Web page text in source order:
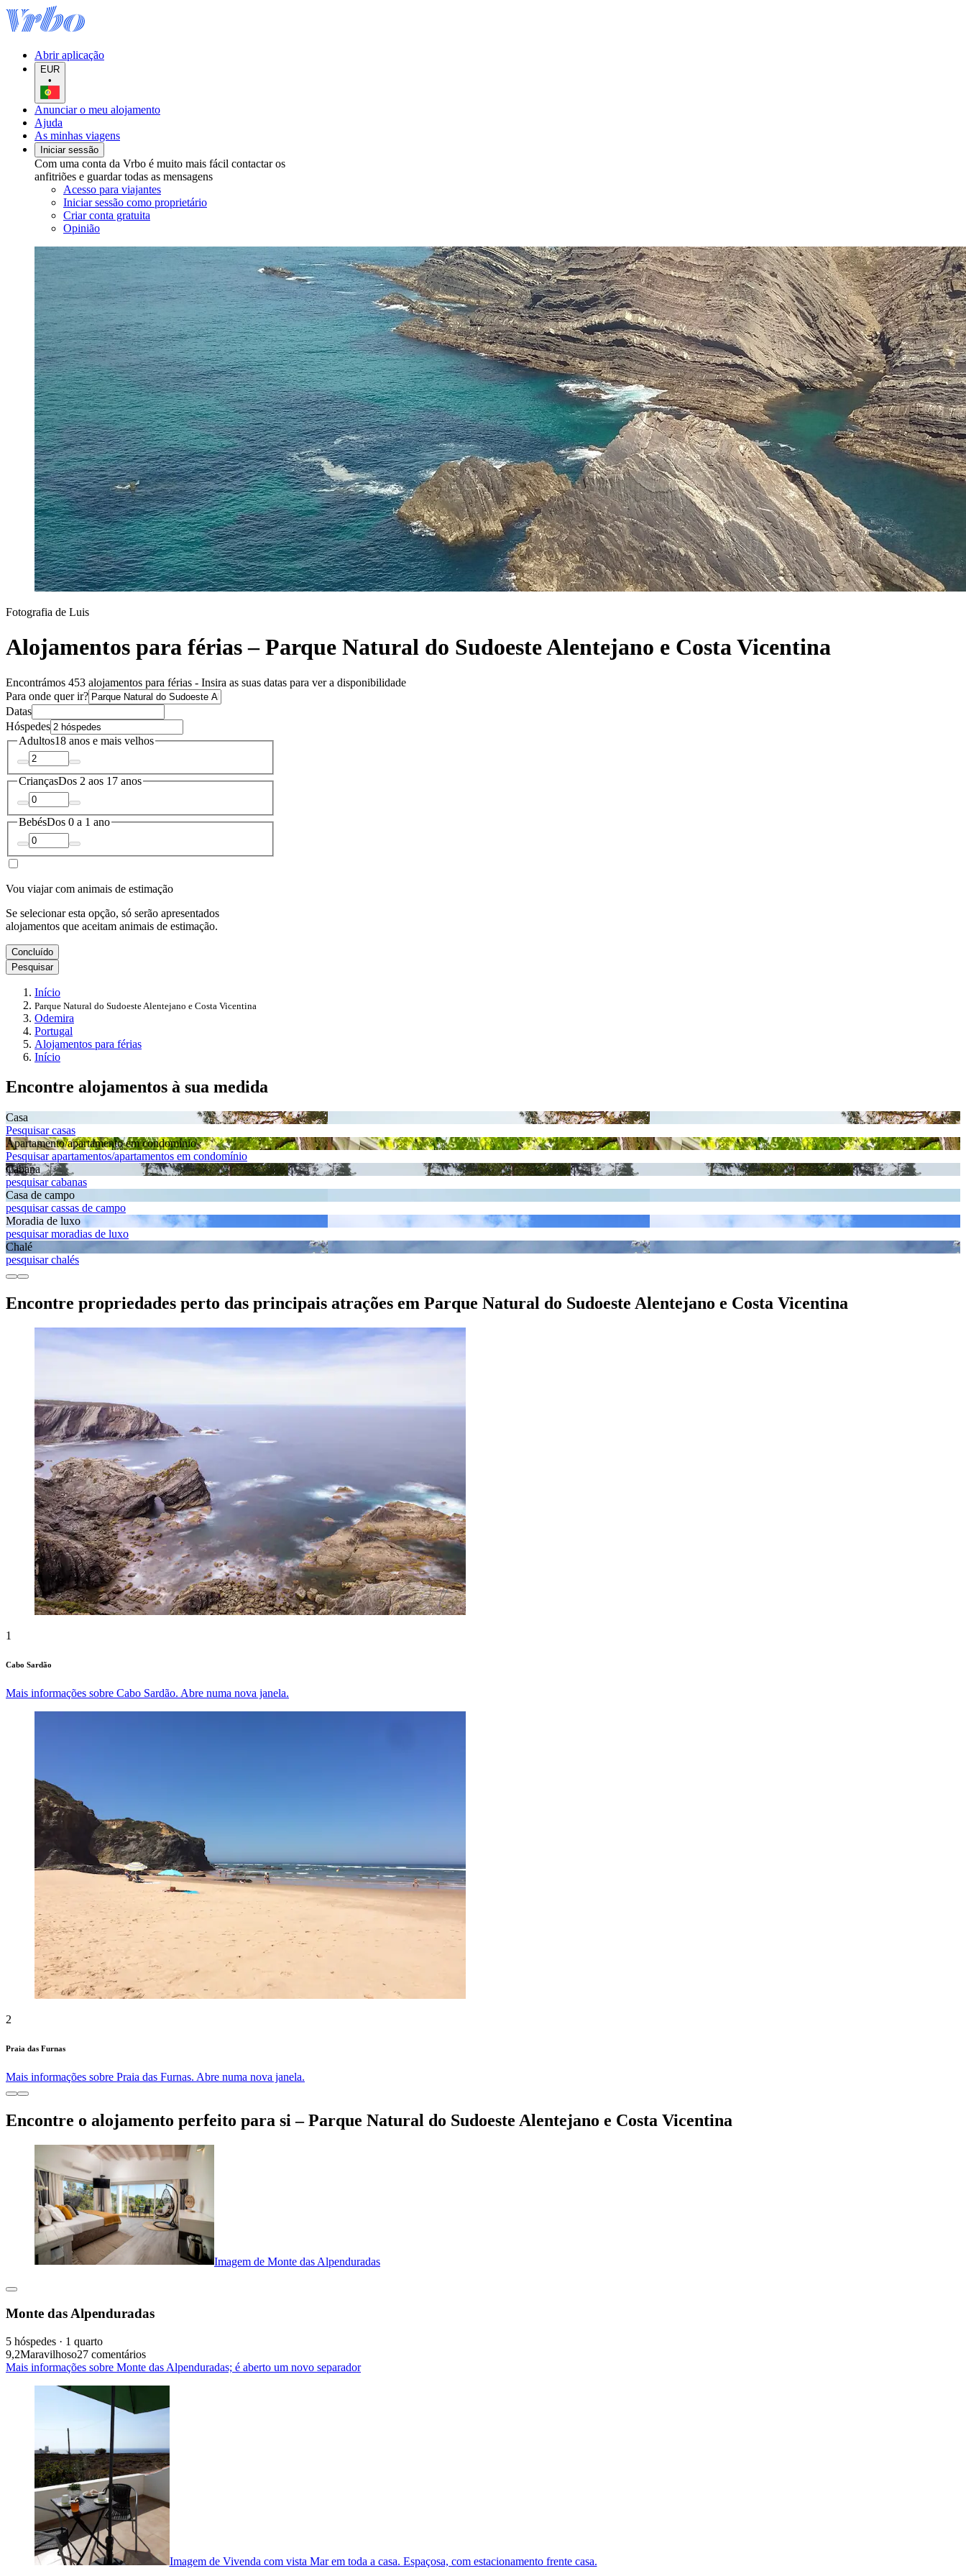
Abrir aplicação
EUR
•
Anunciar o meu alojamento
Ajuda
As minhas viagens
Iniciar sessão
Com uma conta da Vrbo é muito mais fácil contactar os
anfitriões e guardar todas as mensagens
Acesso para viajantes
Iniciar sessão como proprietário
Criar conta gratuita
Opinião
Fotografia de Luis
Alojamentos para férias – Parque Natural do Sudoeste Alentejano e Costa Vicentina
Encontrámos 453 alojamentos para férias - Insira as suas datas para ver a disponibilidade
Para onde quer ir?
Datas
Hóspedes
Adultos18 anos e mais velhos
CriançasDos 2 aos 17 anos
BebésDos 0 a 1 ano
Vou viajar com animais de estimação
Se selecionar esta opção, só serão apresentados
alojamentos que aceitam animais de estimação.
Concluído
Pesquisar
Início
Parque Natural do Sudoeste Alentejano e Costa Vicentina
Odemira
Portugal
Alojamentos para férias
Início
Encontre alojamentos à sua medida
Casa
Pesquisar casas
Apartamento/apartamento em condomínio
Pesquisar apartamentos/apartamentos em condomínio
Cabana
pesquisar cabanas
Casa de campo
pesquisar cassas de campo
Moradia de luxo
pesquisar moradias de luxo
Chalé
pesquisar chalés
Encontre propriedades perto das principais atrações em Parque Natural do Sudoeste Alentejano e Costa Vicentina
1
Cabo Sardão
Mais informações sobre Cabo Sardão. Abre numa nova janela.
2
Praia das Furnas
Mais informações sobre Praia das Furnas. Abre numa nova janela.
Encontre o alojamento perfeito para si – Parque Natural do Sudoeste Alentejano e Costa Vicentina
Imagem de Monte das Alpenduradas
Monte das Alpenduradas
5 hóspedes · 1 quarto
9,2Maravilhoso27 comentários
Mais informações sobre Monte das Alpenduradas; é aberto um novo separador
Imagem de Vivenda com vista Mar em toda a casa. Espaçosa, com estacionamento frente casa.